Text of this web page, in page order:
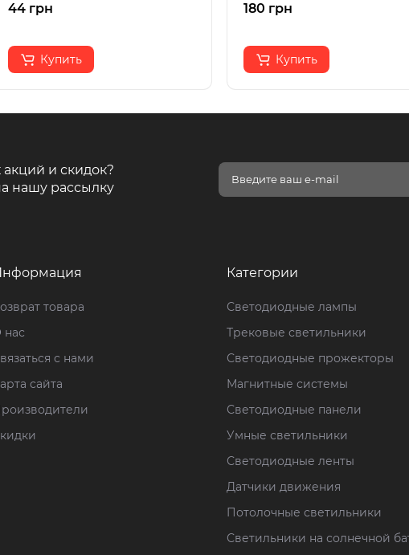
44 грн
Купить
180 грн
Купить
акций и скидок?
нашу рассылку
товара
нас
с нами
сайта
Категории
Светодиодные лампы
Трековые светильники
Светодиодные прожекторы
Магнитные системы
Светодиодные панели
Умные светильники
Светодиодные ленты
Датчики движения
Потолочные светильники
Светильники на солнечной